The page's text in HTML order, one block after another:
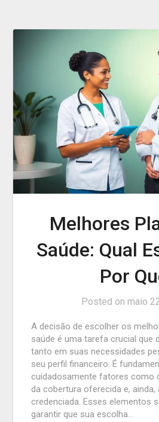
Melhores
Saúde: Qual
Por
Posted on maio
A decisão de escolher os
saúde é uma tarefa crucial que
tanto em suas necessidades
seu perfil financeiro. É
cuidadosamente fatores como
da cobertura oferecida e, ainda,
credenciada. Esses elementos
garantir que sua escolha…